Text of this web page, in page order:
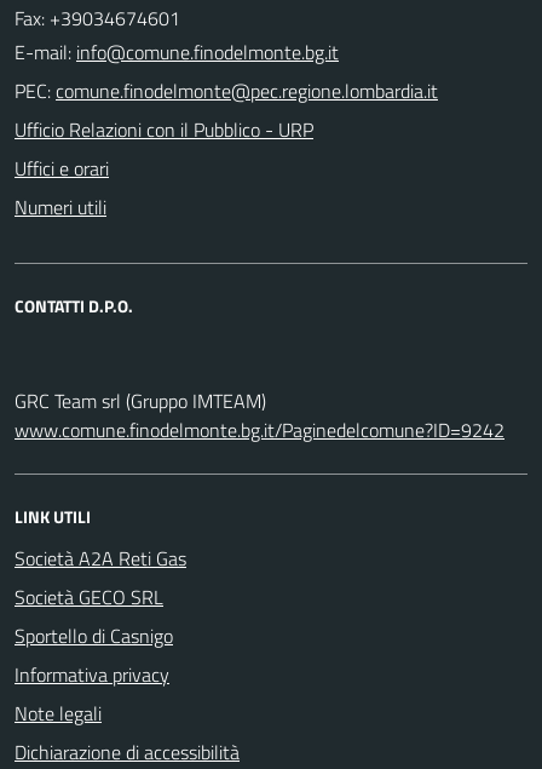
Fax: +39034674601
E-mail:
PEC:
Ufficio Relazioni con il Pubblico - URP
Uffici e orari
Numeri utili
CONTATTI D.P.O.
GRC Team srl (Gruppo IMTEAM)
www.comune.finodelmonte.bg.it/Paginedelcomune?ID=9242
LINK UTILI
Società A2A Reti Gas
Società GECO SRL
Sportello di Casnigo
Informativa privacy
Note legali
Dichiarazione di accessibilità